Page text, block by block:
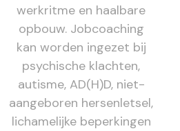
werkritme en haalbare
opbouw. Jobcoaching
kan worden ingezet bij
psychische klachten,
autisme, AD(H)D, niet-
aangeboren hersenletsel,
lichamelijke beperkingen